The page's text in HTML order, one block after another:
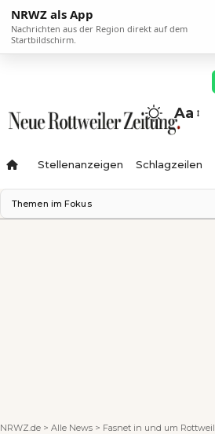
NRWZ als App
Nachrichten aus der Region direkt auf dem
Startbildschirm.
Aa
Stellenanzeigen Schlagzeilen
Themen im Fokus
NRWZ.de > Alle News > Fasnet in und um Rottweil